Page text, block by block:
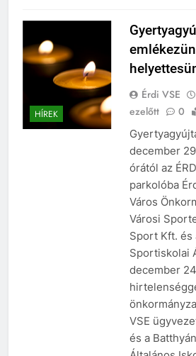
HÍREK
Érdi VSE
ezelőtt
0
december
órától az
parkolóba
Város
Városi
Sport Kft. és
Sportiskolai
december
VSE
és a